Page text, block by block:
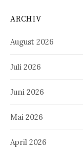
ARCHIV
August 2026
Juli 2026
Juni 2026
Mai 2026
April 2026